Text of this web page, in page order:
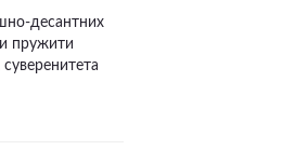
десантних
и пружити